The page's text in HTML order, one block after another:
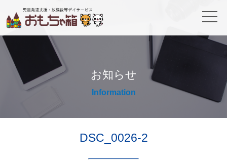
お知らせ
Information
DSC_0026-2